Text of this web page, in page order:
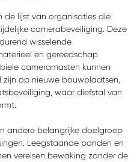
de lijst van organisaties die
camerabeveiliging. Deze
wisselende
en gereedschap
cameramasten kunnen
zijn op nieuwe bouwplaatsen,
waar diefstal van
andere belangrijke doelgroep
Leegstaande panden en
vereisen bewaking zonder de